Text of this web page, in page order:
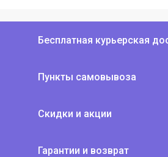
Бесплатная курьерская
Пункты самовывоза
Скидки и акции
Гарантии и возврат